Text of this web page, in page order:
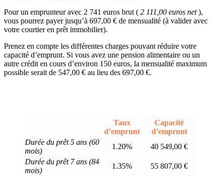
Pour un emprunteur avec 2 741 euros brut ( 2 111,00 euros net),
vous pourrez payer jusqu’à 697,00 € de mensualité (à valider avec
votre courtier en prêt immobilier).
Prenez en compte les différentes charges pouvant réduire votre
capacité d’emprunt. Si vous avez une pension alimentaire ou un
autre crédit en cours d’environ 150 euros, la mensualité maximum
possible serait de 547,00 € au lieu des 697,00 €.
Taux
d’emprunt
Capacité
d’emprunt
Durée du prêt 5 ans (60
mois)
1.20%
40 549,00 €
Durée du prêt 7 ans (84
mois)
1.35%
55 807,00 €